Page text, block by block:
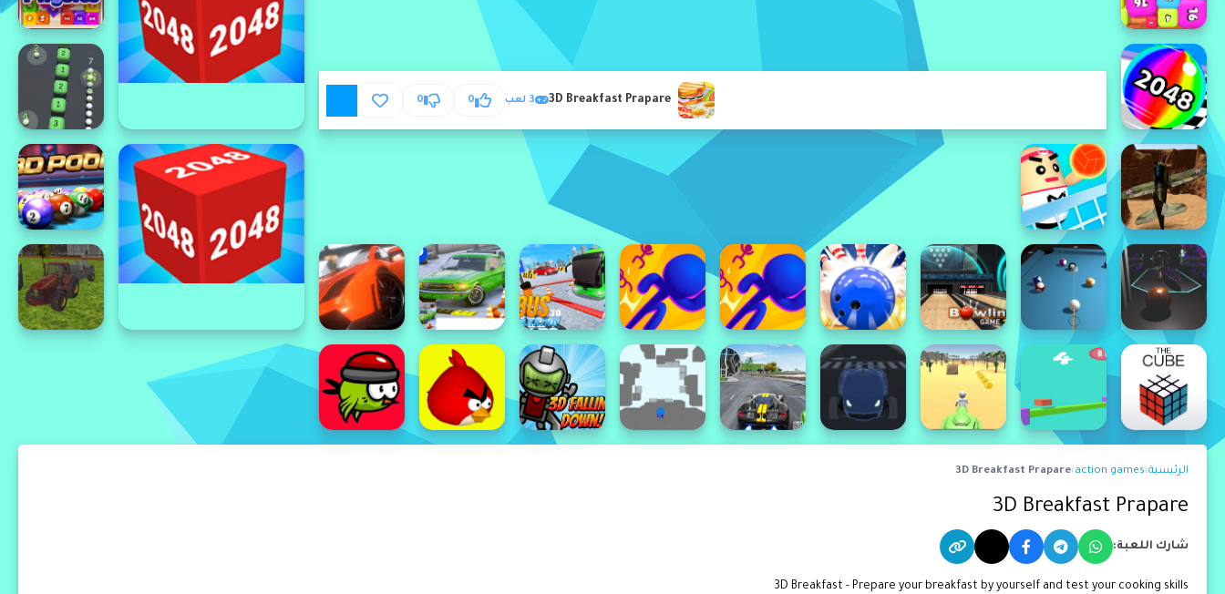
3D Breakfast Prapare 3 لعب 0
0
الرئيسية›
action games
›
3D Breakfast Prapare
3D Breakfast Prapare
شارك اللعبة:
3D Breakfast - Prepare your breakfast by yourself and test your cooking skills